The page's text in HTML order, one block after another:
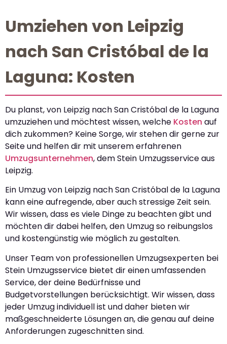
Umziehen von Leipzig
nach San Cristóbal de la
Laguna: Kosten
Du planst, von Leipzig nach San Cristóbal de la Laguna
umzuziehen und möchtest wissen, welche Kosten auf
dich zukommen? Keine Sorge, wir stehen dir gerne zur
Seite und helfen dir mit unserem erfahrenen
Umzugsunternehmen, dem Stein Umzugsservice aus
Leipzig.
Ein Umzug von Leipzig nach San Cristóbal de la Laguna
kann eine aufregende, aber auch stressige Zeit sein.
Wir wissen, dass es viele Dinge zu beachten gibt und
möchten dir dabei helfen, den Umzug so reibungslos
und kostengünstig wie möglich zu gestalten.
Unser Team von professionellen Umzugsexperten bei
Stein Umzugsservice bietet dir einen umfassenden
Service, der deine Bedürfnisse und
Budgetvorstellungen berücksichtigt. Wir wissen, dass
jeder Umzug individuell ist und daher bieten wir
maßgeschneiderte Lösungen an, die genau auf deine
Anforderungen zugeschnitten sind.